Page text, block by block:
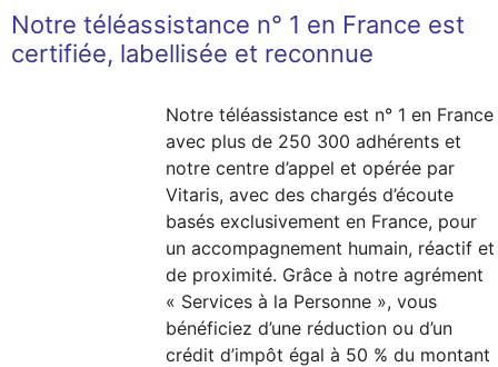
Notre téléassistance n° 1 en France est
certifiée, labellisée et reconnue
Notre téléassistance est n° 1 en France
avec plus de 250 300 adhérents et
notre centre d’appel et opérée par
Vitaris, avec des chargés d’écoute
basés exclusivement en France, pour
un accompagnement humain, réactif et
de proximité. Grâce à notre agrément
« Services à la Personne », vous
bénéficiez d’une réduction ou d’un
crédit d’impôt égal à 50 % du montant